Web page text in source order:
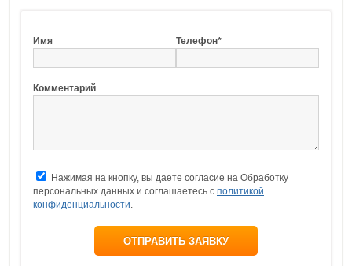
Имя Телефон*
Комментарий
Нажимая на кнопку, вы даете согласие на Обработку
персональных данных и соглашаетесь с политикой
конфиденциальности